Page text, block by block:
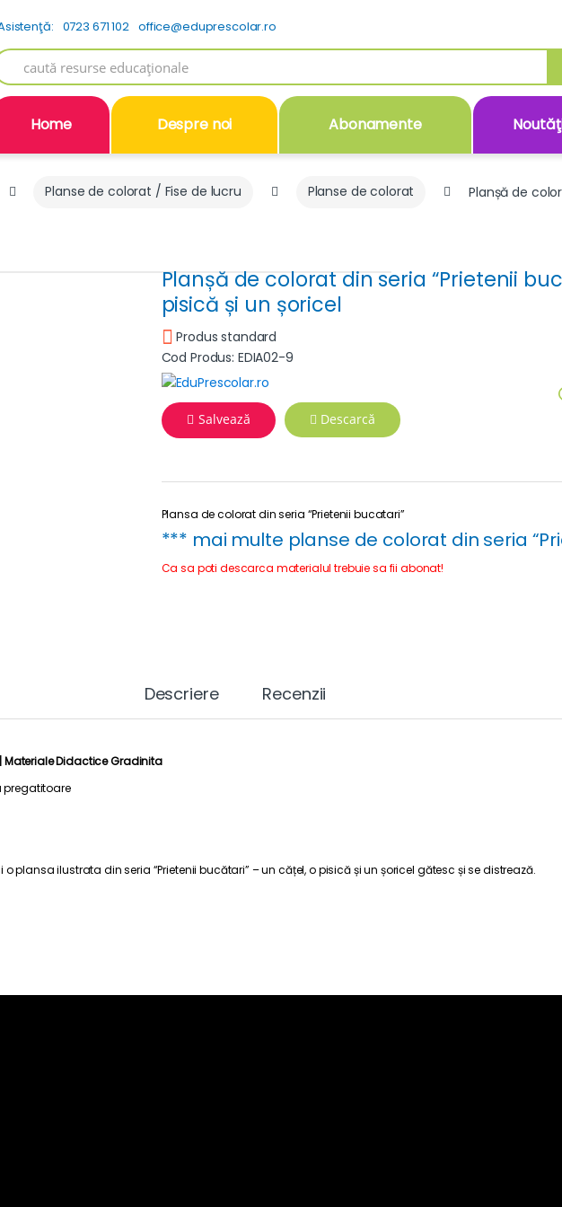
0723 671 102 office@eduprescolar.ro
Home Despre noi Abonamente
Planse de colorat / Fise de lucru Planse de colorat
Planșă de
Planșă de colorat din seria “Prietenii
pisică și un șoricel
Produs standard
Cod Produs: EDIA02-9
Salvează Descarcă
Plansa de colorat din seria “Prietenii bucatari”
*** mai multe planse de colorat din seria
Ca sa poti descarca materialul trebuie sa fii abonat!
Descriere Recenzii
Materiale Didactice Gradinita
pregatitoare
ilustrata din seria “Prietenii bucătari” – un cățel, o pisică și un șoricel gătesc și se distrează.